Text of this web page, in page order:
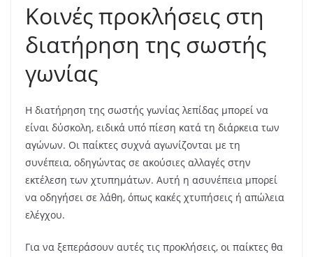
Κοινές προκλήσεις στη
διατήρηση της σωστής
γωνίας
Η διατήρηση της σωστής γωνίας λεπίδας μπορεί να
είναι δύσκολη, ειδικά υπό πίεση κατά τη διάρκεια των
αγώνων. Οι παίκτες συχνά αγωνίζονται με τη
συνέπεια, οδηγώντας σε ακούσιες αλλαγές στην
εκτέλεση των χτυπημάτων. Αυτή η ασυνέπεια μπορεί
να οδηγήσει σε λάθη, όπως κακές χτυπήσεις ή απώλεια
ελέγχου.
Για να ξεπεράσουν αυτές τις προκλήσεις, οι παίκτες θα